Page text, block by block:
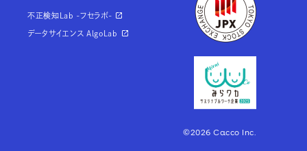
不正検知Lab -フセラボ-
データサイエンス AlgoLab
©2026 Cacco Inc.